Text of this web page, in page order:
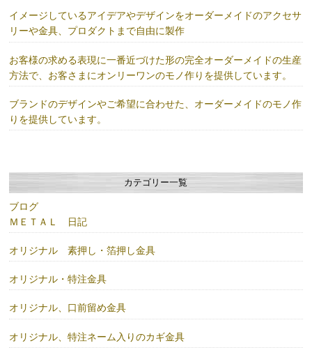
イメージしているアイデアやデザインをオーダーメイドのアクセサ
リーや金具、プロダクトまで自由に製作
お客様の求める表現に一番近づけた形の完全オーダーメイドの生産
方法で、お客さまにオンリーワンのモノ作りを提供しています。
ブランドのデザインやご希望に合わせた、オーダーメイドのモノ作
りを提供しています。
カテゴリー一覧
ブログ
ＭＥＴＡＬ 日記
オリジナル 素押し・箔押し金具
オリジナル・特注金具
オリジナル、口前留め金具
オリジナル、特注ネーム入りのカギ金具